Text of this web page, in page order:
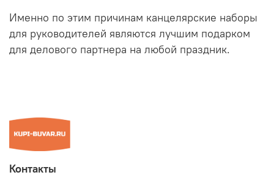
Именно по этим причинам канцелярские наборы
для руководителей являются лучшим подарком
для делового партнера на любой праздник.
Контакты